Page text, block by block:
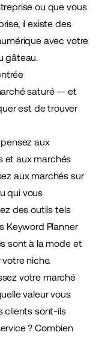
ou que vous
il existe des
avec votre
gâteau.
saturé — et
est de trouver
aux
et aux marchés
aux marchés sur
qui vous
des outils tels
Keyword Planner
sont à la mode et
niche.
votre marché
valeur vous
clients sont-ils
? Combien